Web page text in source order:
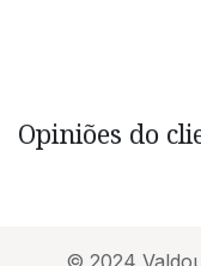
Opiniões do